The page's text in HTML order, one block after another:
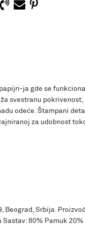
ja gde se
svestranu
odeće. Štampani
za udobnost
Srbija.
80% Pamuk